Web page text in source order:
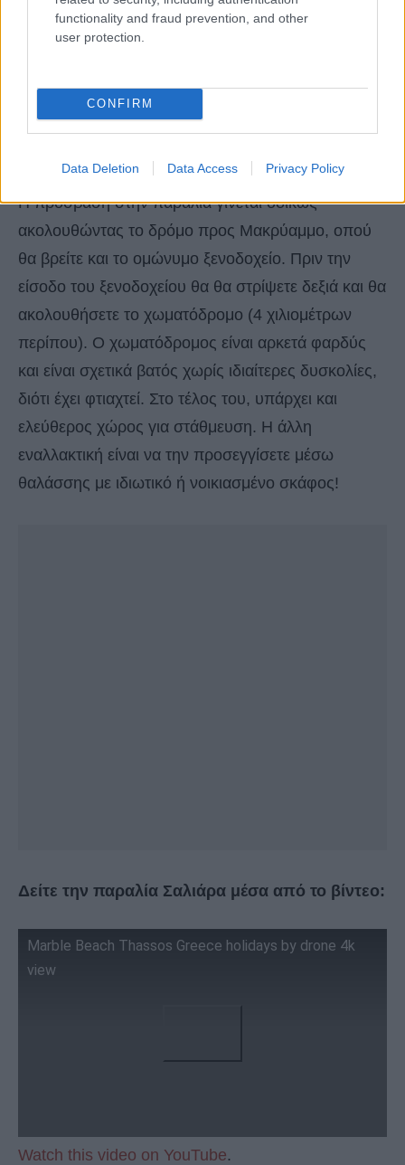
functionality and fraud prevention, and other
user protection.
CONFIRM
Data Deletion Data Access Privacy Policy
Πως θα φθάσετε στην παραλία
Η πρόσβαση στην παραλία γίνεται οδικώς
ακολουθώντας το δρόμο προς Μακρύαμμο, οπού
θα βρείτε και το ομώνυμο ξενοδοχείο. Πριν την
είσοδο του ξενοδοχείου θα θα στρίψετε δεξιά και θα
ακολουθήσετε το χωματόδρομο (4 χιλιομέτρων
περίπου). Ο χωματόδρομος είναι αρκετά φαρδύς
και είναι σχετικά βατός χωρίς ιδιαίτερες δυσκολίες,
διότι έχει φτιαχτεί. Στο τέλος του, υπάρχει και
ελεύθερος χώρος για στάθμευση. Η άλλη
εναλλακτική είναι να την προσεγγίσετε μέσω
θαλάσσης με ιδιωτικό ή νοικιασμένο σκάφος!
Δείτε την παραλία Σαλιάρα μέσα από το βίντεο:
Marble Beach Thassos Greece holidays by drone 4k
view
Watch this video on YouTube.